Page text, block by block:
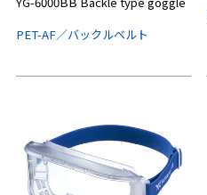
PET-AF／バックルベルト